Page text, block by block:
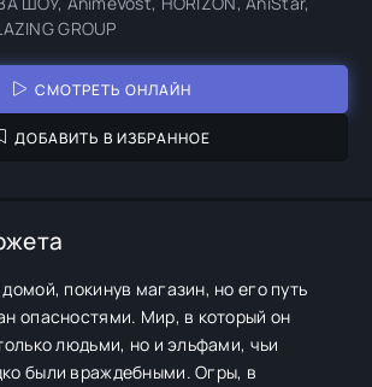
GROUP
СМОТРЕТЬ ОНЛАЙН
ДОБАВИТЬ В ИЗБРАННОЕ
покинув магазин, но его путь
опасностями. Мир, в который он
людьми, но и эльфами, чьи
были враждебными. Огры, в